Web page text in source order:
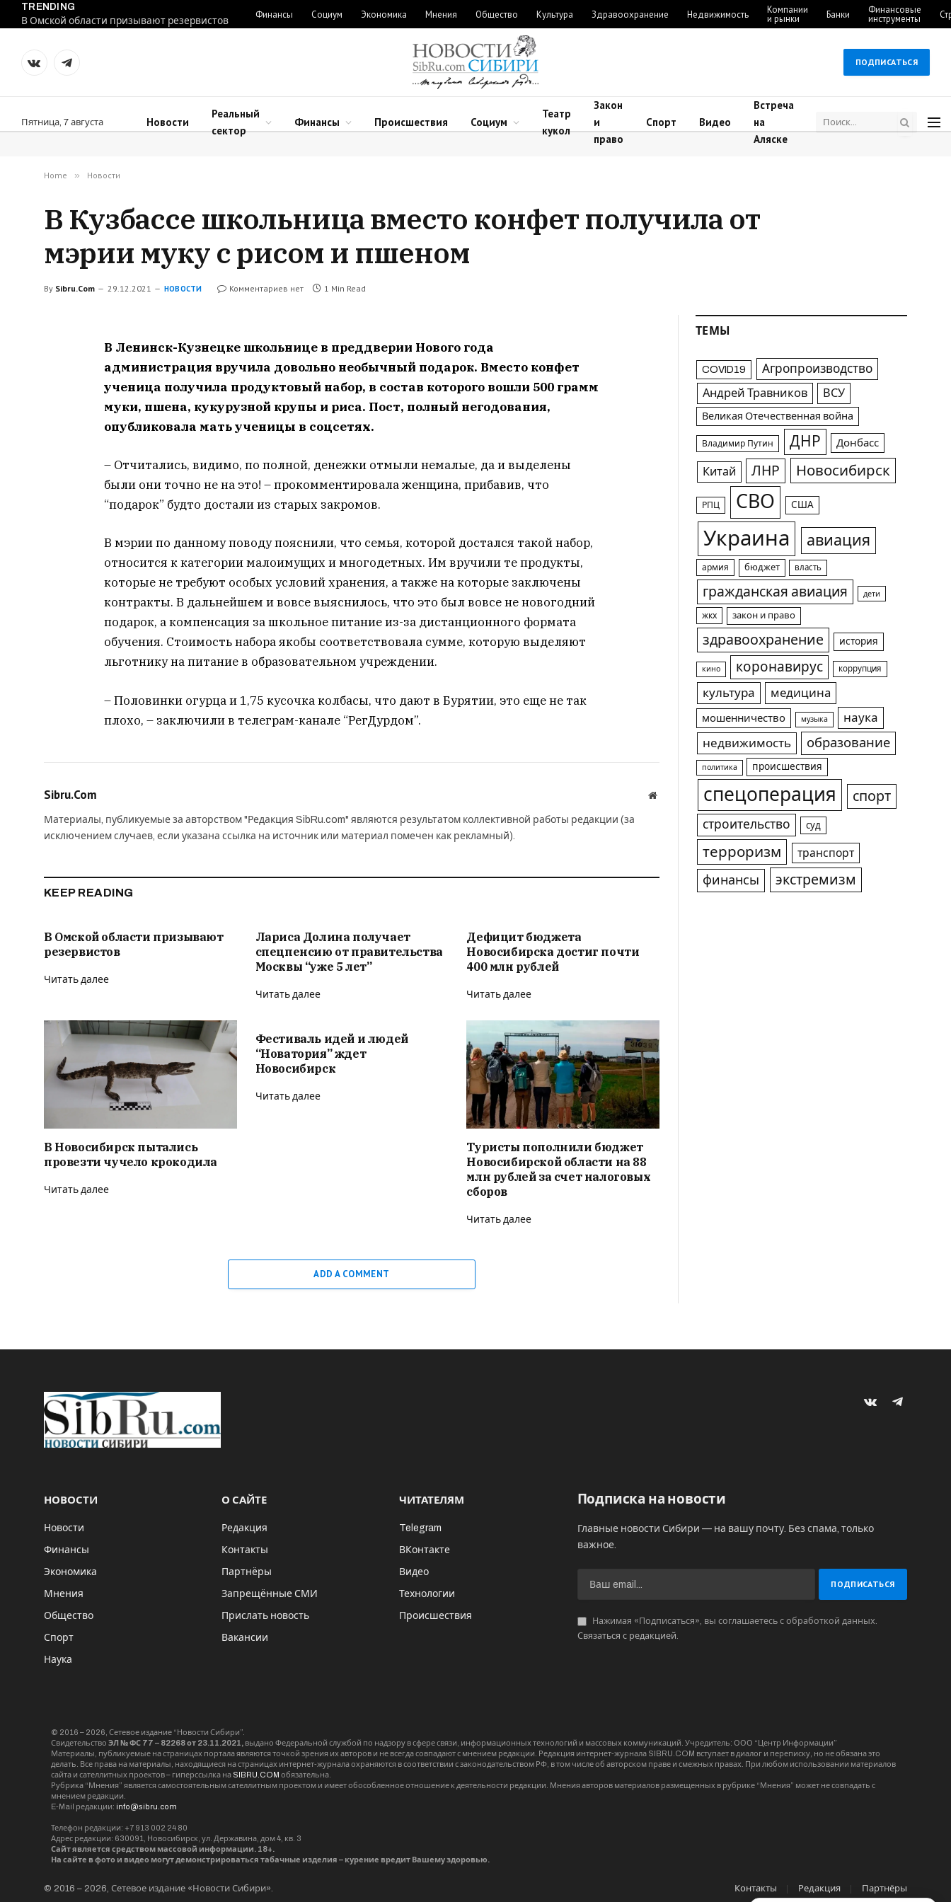
TRENDING
В Омской области призывают резервистов
Финансы Социум Экономика Мнения Общество Культура Здравоохранение Недвижимость Компании
и рынки Банки Финансовые
инструменты
VKontakteTelegram
ПОДПИСАТЬСЯ
Пятница, 7 августа Новости
Реальный
сектор
Финансы Происшествия Социум
Театр
кукол
Закон
и
право
Спорт Видео
Встреча
на
Аляске
Home » Новости
В Кузбассе школьница вместо конфет получила от
мэрии муку с рисом и пшеном
By Sibru.Com 29.12.2021 НОВОСТИ Комментариев нет 1 Min Read
В Ленинск-Кузнецке школьнице в преддверии Нового года
администрация вручила довольно необычный подарок. Вместо конфет
ученица получила продуктовый набор, в состав которого вошли 500 грамм
муки, пшена, кукурузной крупы и риса. Пост, полный негодования,
опубликовала мать ученицы в соцсетях.
– Отчитались, видимо, по полной, денежки отмыли немалые, да и выделены
были они точно не на это! – прокомментировала женщина, прибавив, что
“подарок” будто достали из старых закромов.
В мэрии по данному поводу пояснили, что семья, которой достался такой набор,
относится к категории малоимущих и многодетных. Им вручили те продукты,
которые не требуют особых условий хранения, а также на которые заключены
контракты. В дальнейшем и вовсе выяснилось, что это был вовсе не новогодний
подарок, а компенсация за школьное питание из-за дистанционного формата
обучения. Стоимость набора якобы соответствовала сумме, которую выделяют
льготнику на питание в образовательном учреждении.
– Половинки огурца и 1,75 кусочка колбасы, что дают в Бурятии, это еще не так
плохо, – заключили в телеграм-канале “РегДурдом”.
Sibru.Com Website
Материалы, публикуемые за авторством "Редакция SibRu.com" являются результатом коллективной работы редакции (за
исключением случаев, если указана ссылка на источник или материал помечен как рекламный).
KEEP READING
В Омской области призывают
резервистов
Читать далее
Лариса Долина получает
спецпенсию от правительства
Москвы “уже 5 лет”
Читать далее
Дефицит бюджета
Новосибирска достиг почти
400 млн рублей
Читать далее
В Новосибирск пытались
провезти чучело крокодила
Читать далее
Фестиваль идей и людей
“Новатория” ждет
Новосибирск
Читать далее
Туристы пополнили бюджет
Новосибирской области на 88
млн рублей за счет налоговых
сборов
Читать далее
ADD A COMMENT
ТЕМЫ
COVID19 Агропроизводство
Андрей Травников ВСУ
Великая Отечественная война
Владимир Путин ДНР Донбасс
Китай ЛНР Новосибирск
РПЦ СВО США
Украина авиация
армия бюджет власть
гражданская авиация дети
жкх закон и право
здравоохранение история
кино коронавирус коррупция
культура медицина
мошенничество музыка
наука
недвижимость
образование
политика происшествия
спецоперация спорт
строительство суд
терроризм транспорт
финансы экстремизм
VKontakteTelegram
НОВОСТИ
Новости
Финансы
Экономика
Мнения
Общество
Спорт
Наука
О САЙТЕ
Редакция
Контакты
Партнёры
Запрещённые СМИ
Прислать новость
Вакансии
ЧИТАТЕЛЯМ
Telegram
ВКонтакте
Видео
Технологии
Происшествия
Подписка на новости
Главные новости Сибири — на вашу почту. Без спама, только
важное.
Нажимая «Подписаться», вы соглашаетесь с обработкой данных.
Связаться с редакцией.
© 2016 – 2026, Сетевое издание “Новости Сибири”.
Свидетельство ЭЛ № ФС 77 – 82268 от 23.11.2021, выдано Федеральной службой по надзору в сфере связи, информационных технологий и массовых коммуникаций. Учредитель: ООО “Центр Информации”
Материалы, публикуемые на страницах портала являются точкой зрения их авторов и не всегда совпадают с мнением редакции. Редакция интернет-журнала SIBRU.COM вступает в диалог и переписку, но не обязана это
делать. Все права на материалы, находящиеся на страницах интернет-журнала охраняются в соответствии с законодательством РФ, в том числе об авторском праве и смежных правах. При любом использовании материалов
сайта и сателлитных проектов – гиперссылка на SIBRU.COM обязательна.
Рубрика “Мнения” является самостоятельным сателлитным проектом и имеет обособленное отношение к деятельности редакции. Мнения авторов материалов размещенных в рубрике “Мнения” может не совпадать с
мнением редакции.
E-Mail редакции: info@sibru.com
Телефон редакции: +7 913 002 24 80
Адрес редакции: 630091, Новосибирск, ул. Державина, дом 4, кв. 3
Сайт является средством массовой информации. 18+.
На сайте в фото и видео могут демонстрироваться табачные изделия – курение вредит Вашему здоровью.
© 2016 – 2026, Сетевое издание «Новости Сибири». Контакты Редакция Партнёры